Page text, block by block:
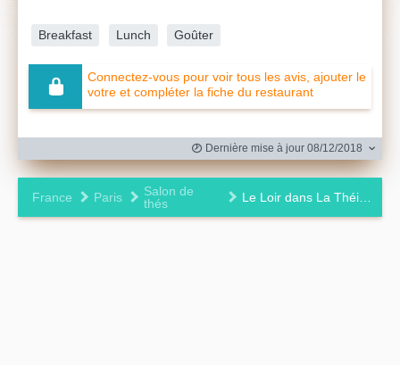
Breakfast Lunch Goûter
Connectez-vous pour voir tous les avis, ajouter le
votre et compléter la fiche du restaurant
Dernière mise à jour 08/12/2018
France Paris
Salon de
thés
Le Loir dans La Théière